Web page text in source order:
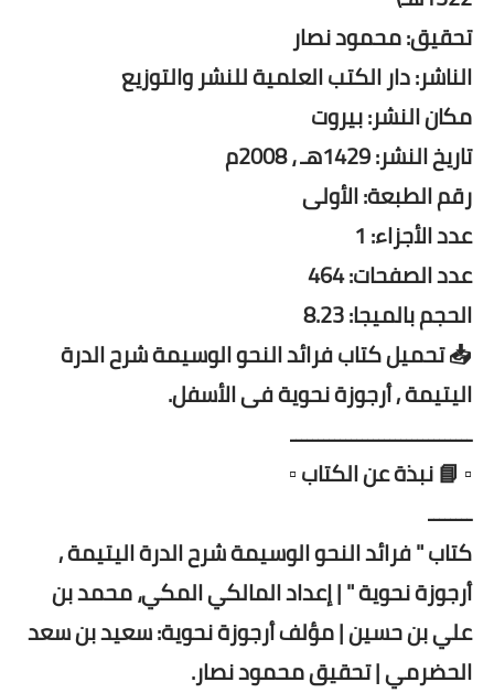
تحقيق: محمود نصار
الناشر: دار الكتب العلمية للنشر والتوزيع
مكان النشر: بيروت
تاريخ النشر: 1429هـ ، 2008م
رقم الطبعة: الأولى
عدد الأجزاء: 1
عدد الصفحات: 464
الحجم بالميجا: 8.23
📥 تحميل كتاب فرائد النحو الوسيمة شرح الدرة
اليتيمة , أرجوزة نحوية فى الأسفل.
ـــــــــــــــــــــــــــــــــ
▫️ 📘 نبذة عن الكتاب ▫️
ــــــــ
كتاب " فرائد النحو الوسيمة شرح الدرة اليتيمة ,
أرجوزة نحوية " | إعداد المالكي المكي، محمد بن
علي بن حسين | مؤلف أرجوزة نحوية: سعيد بن سعد
الحضرمي | تحقيق محمود نصار.